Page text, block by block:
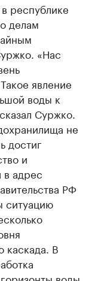
республике
делам
«Нас
явление
воды к
Суржко.
не
достиг
и
в адрес
РФ
ситуацию
каскада. В